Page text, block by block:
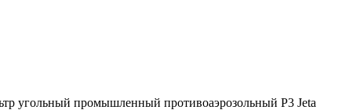
угольный промышленный противоаэрозольный P3 Jeta